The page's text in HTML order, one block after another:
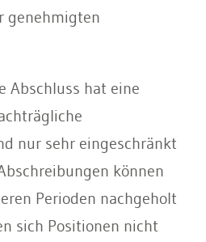
genehmigten
Abschluss hat eine
nur sehr eingeschränkt
können
Perioden nachgeholt
sich Positionen nicht